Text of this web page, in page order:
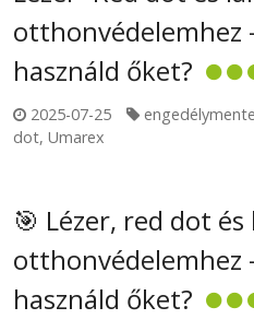
otthonvédelemhez
használd őket?
2025-07-25
dot, Umarex
🎯 Lézer, red dot és
otthonvédelemhez
használd őket?